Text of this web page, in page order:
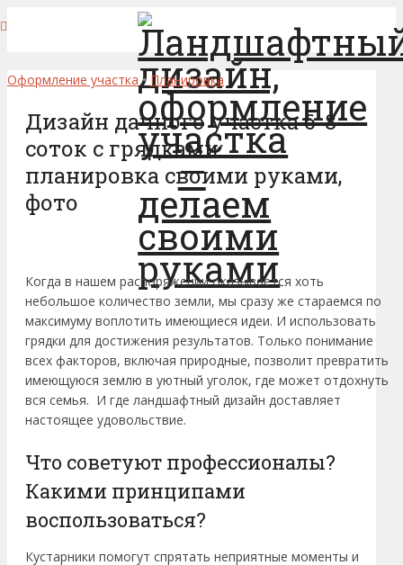
Оформление участка • Планировка
Дизайн дачного участка 6-8
соток с грядками:
планировка своими руками,
фото
Когда в нашем распоряжении оказывается хоть
небольшое количество земли, мы сразу же стараемся по
максимуму воплотить имеющиеся идеи. И использовать
грядки для достижения результатов. Только понимание
всех факторов, включая природные, позволит превратить
имеющуюся землю в уютный уголок, где может отдохнуть
вся семья. И где ландшафтный дизайн доставляет
настоящее удовольствие.
Что советуют профессионалы?
Какими принципами
воспользоваться?
Кустарники помогут спрятать неприятные моменты и